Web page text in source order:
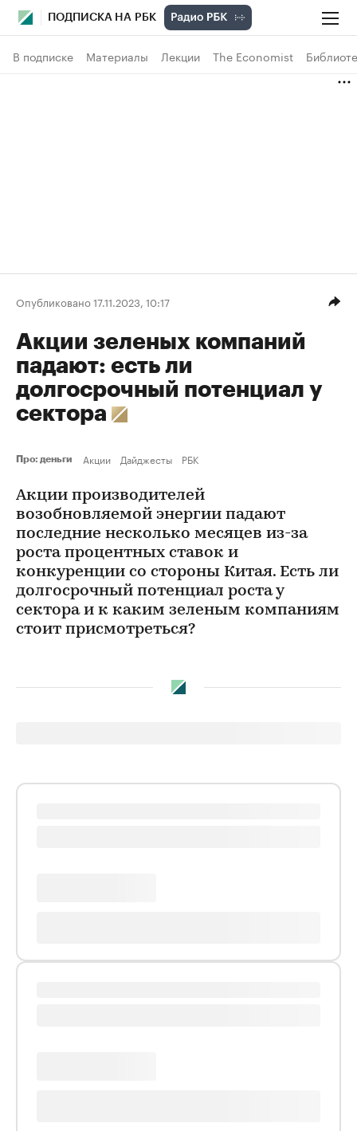
ПОДПИСКА НА РБК
В подписке Материалы Лекции The Economist
Опубликовано 17.11.2023, 10:17
Акции зеленых компаний
падают: есть ли
долгосрочный потенциал у
сектора
Про: деньги Акции Дайджесты РБК
Акции производителей
возобновляемой энергии падают
последние несколько месяцев из-за
роста процентных ставок и
конкуренции со стороны Китая. Есть ли
долгосрочный потенциал роста у
сектора и к каким зеленым компаниям
стоит присмотреться?